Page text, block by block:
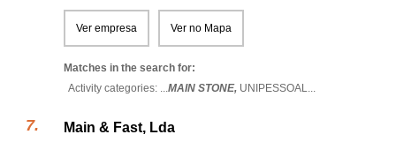
Ver empresa Ver no Mapa
Matches in the search for:
Activity categories: ...MAIN STONE, UNIPESSOAL...
Main & Fast, Lda